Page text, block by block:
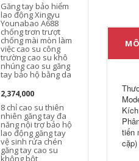
Găng tay bảo hiểm
lao động Xingyu
Younabao A688
chống trơn trượt
chống mài mòn làm
việc cao su công
trường cao su khô
nhúng cao su găng
tay bảo hộ bằng da
2,374,000
8 chỉ cao su thiên
nhiên găng tay đa
năng nội trợ bảo hộ
lao động găng tay
vệ sinh rửa chén
găng tay cao su
không bột
tiến